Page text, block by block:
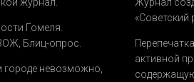
журнал.
Гомеля.
, Блиц-опрос.
городе невозможно,
Журнал
«Советский
активной